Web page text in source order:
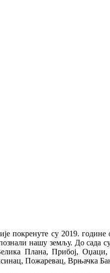
покренуте су 2019.
нашу земљу. До сада
Плана, Прибој, Оџаци,
Пожаревац, Врњачка